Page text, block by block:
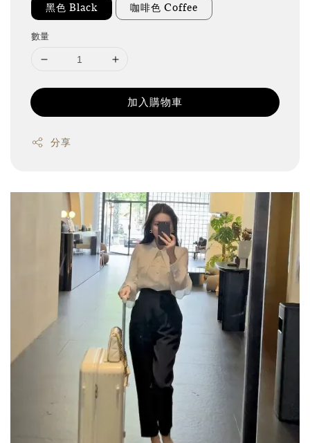
黑色 Black 咖啡色 Coffee
數量
加入購物車
分享